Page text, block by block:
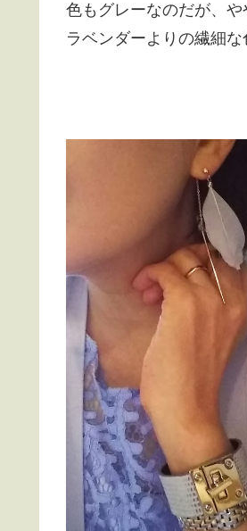
色もグレーなのだが、や
ラベンダーよりの繊細な